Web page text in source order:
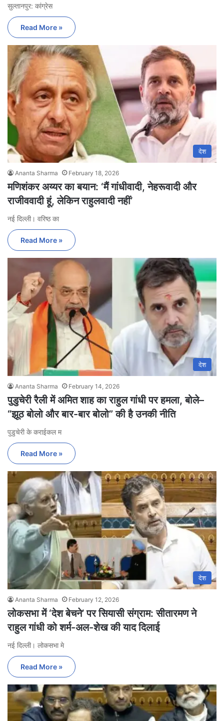
सुल्तानपुर: कांग्रेस
Read More »
देश
Ananta Sharma February 18, 2026
मणिशंकर अय्यर का बयान: ‘मैं गांधीवादी, नेहरूवादी और
राजीववादी हूं, लेकिन राहुलवादी नहीं’
नई दिल्ली। वरिष्ठ का
Read More »
देश
Ananta Sharma February 14, 2026
पुडुचेरी रैली में अमित शाह का राहुल गांधी पर हमला, बोले–
“झूठ बोलो और बार-बार बोलो” की है उनकी नीति
पुडुचेरी के कराईकल म
Read More »
देश
Ananta Sharma February 12, 2026
लोकसभा में ‘देश बेचने’ पर सियासी संग्राम: सीतारमण ने
राहुल गांधी को शर्म-अल-शेख की याद दिलाई
नई दिल्ली। लोकसभा मे
Read More »